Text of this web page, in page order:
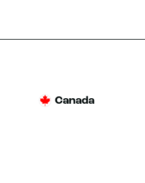
Canada